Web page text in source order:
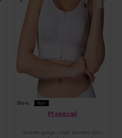
Blanc Noir
PI special
Soutien-gorge - avec bonnets sans